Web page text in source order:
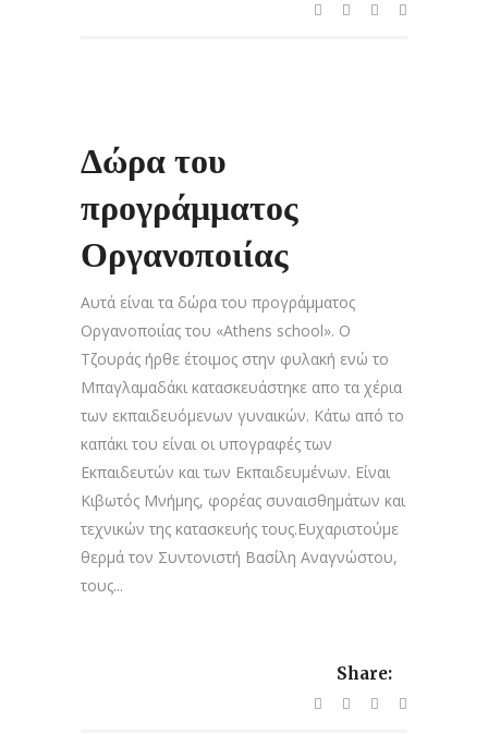
Δώρα του
προγράμματος
Οργανοποιίας
Αυτά είναι τα δώρα του προγράμματος
Οργανοποιίας του «Athens school». Ο
Τζουράς ήρθε έτοιμος στην φυλακή ενώ το
Μπαγλαμαδάκι κατασκευάστηκε απο τα χέρια
των εκπαιδευόμενων γυναικών. Κάτω από το
καπάκι του είναι οι υπογραφές των
Εκπαιδευτών και των Εκπαιδευμένων. Είναι
Κιβωτός Μνήμης, φορέας συναισθημάτων και
τεχνικών της κατασκευής τους.Ευχαριστούμε
θερμά τον Συντονιστή Βασίλη Αναγνώστου,
τους...
Share: